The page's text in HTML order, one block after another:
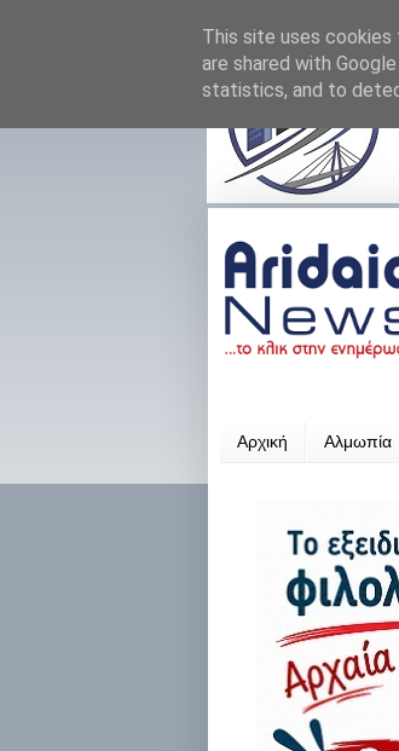
Αρχική Αλμωπία
This site uses cookies
are shared with
statistics, and to